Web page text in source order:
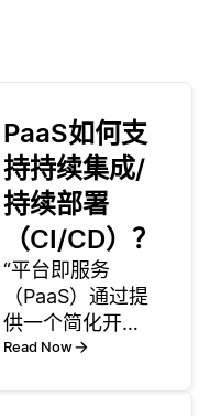
PaaS如何支
持持续集成/
持续部署
（CI/CD）？
“平台即服务
（PaaS）通过提
供一个简化开
发、测试和发布
Read Now